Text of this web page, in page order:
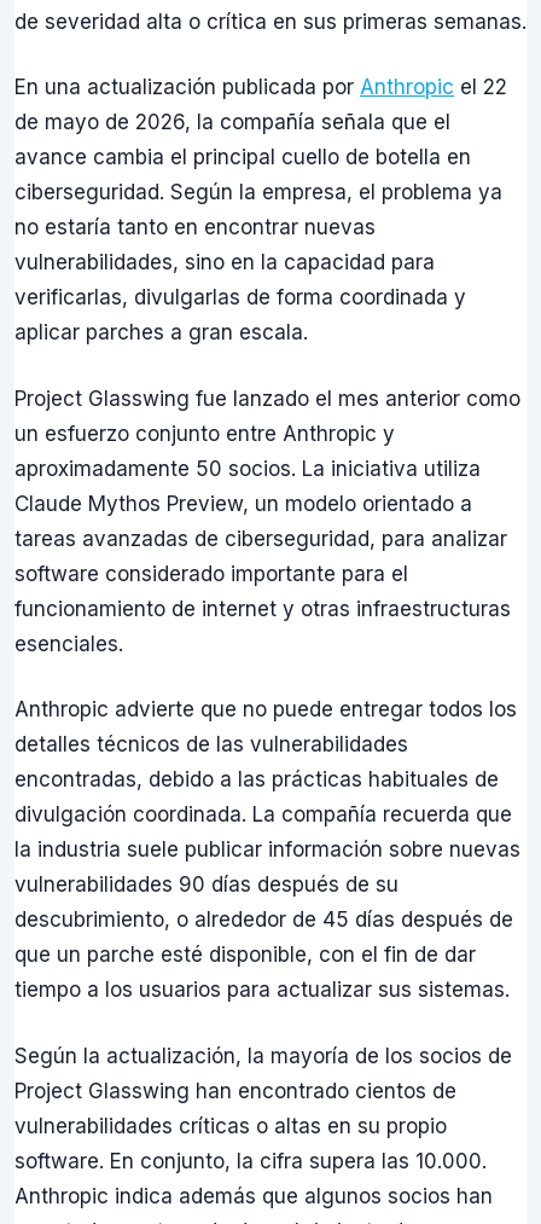
de severidad alta o crítica en sus primeras semanas.
En una actualización publicada por Anthropic el 22
de mayo de 2026, la compañía señala que el
avance cambia el principal cuello de botella en
ciberseguridad. Según la empresa, el problema ya
no estaría tanto en encontrar nuevas
vulnerabilidades, sino en la capacidad para
verificarlas, divulgarlas de forma coordinada y
aplicar parches a gran escala.
Project Glasswing fue lanzado el mes anterior como
un esfuerzo conjunto entre Anthropic y
aproximadamente 50 socios. La iniciativa utiliza
Claude Mythos Preview, un modelo orientado a
tareas avanzadas de ciberseguridad, para analizar
software considerado importante para el
funcionamiento de internet y otras infraestructuras
esenciales.
Anthropic advierte que no puede entregar todos los
detalles técnicos de las vulnerabilidades
encontradas, debido a las prácticas habituales de
divulgación coordinada. La compañía recuerda que
la industria suele publicar información sobre nuevas
vulnerabilidades 90 días después de su
descubrimiento, o alrededor de 45 días después de
que un parche esté disponible, con el fin de dar
tiempo a los usuarios para actualizar sus sistemas.
Según la actualización, la mayoría de los socios de
Project Glasswing han encontrado cientos de
vulnerabilidades críticas o altas en su propio
software. En conjunto, la cifra supera las 10.000.
Anthropic indica además que algunos socios han